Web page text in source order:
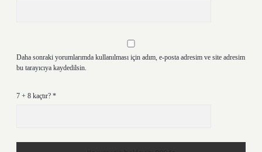
Daha sonraki yorumlarımda kullanılması için adım, e-posta adresim ve site adresim
bu tarayıcıya kaydedilsin.
7 + 8 kaçtır? *